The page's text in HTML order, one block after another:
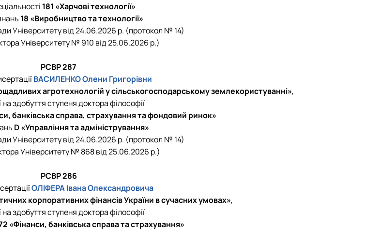
181 «Харчові технології»
18 «Виробництво та технології»
Університету від 24.06.2026 р. (протокол № 14)
Університету № 910 від 25.06.2026 р.)
РСВР 287
ВАСИЛЕНКО Олени Григорівни
агротехнологій у сільськогосподарському землекористуванні»,
на здобуття ступеня доктора філософії
банківська справа, страхування та фондовий ринок»
D «Управління та адміністрування»
Університету від 24.06.2026 р. (протокол № 14)
Університету № 868 від 25.06.2026 р.)
РСВР 286
ОЛІФЕРА Івана Олександровича
корпоративних фінансів України в сучасних умовах»,
на здобуття ступеня доктора філософії
«Фінанси, банківська справа та страхування»